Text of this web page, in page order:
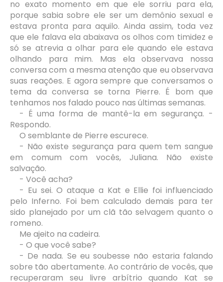
no exato momento em que ele sorriu para ela,
porque sabia sobre ele ser um demônio sexual e
estava pronta para aquilo. Ainda assim, toda vez
que ele falava ela abaixava os olhos com timidez e
só se atrevia a olhar para ele quando ele estava
olhando para mim. Mas ela observava nossa
conversa com a mesma atenção que eu observava
suas reações. E agora sempre que conversamos o
tema da conversa se torna Pierre. É bom que
tenhamos nos falado pouco nas últimas semanas.
- É uma forma de mantê-la em segurança. -
Respondo.
O semblante de Pierre escurece.
- Não existe segurança para quem tem sangue
em comum com vocês, Juliana. Não existe
salvação.
- Você acha?
- Eu sei. O ataque a Kat e Ellie foi influenciado
pelo Inferno. Foi bem calculado demais para ter
sido planejado por um clã tão selvagem quanto o
romeno.
Me ajeito na cadeira.
- O que você sabe?
- De nada. Se eu soubesse não estaria falando
sobre tão abertamente. Ao contrário de vocês, que
recuperaram seu livre arbítrio quando Kat se